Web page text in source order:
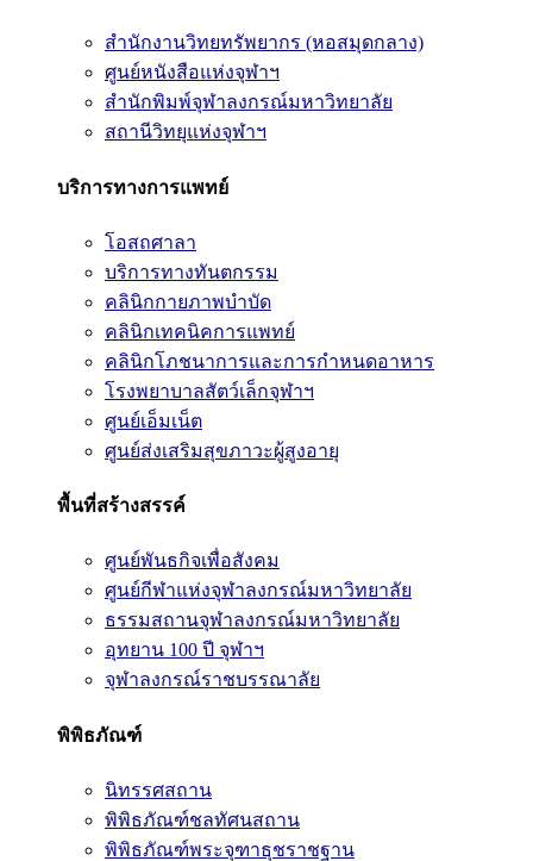
สำนักงานวิทยทรัพยากร (หอสมุดกลาง)
ศูนย์หนังสือแห่งจุฬาฯ
สำนักพิมพ์จุฬาลงกรณ์มหาวิทยาลัย
สถานีวิทยุแห่งจุฬาฯ
บริการทางการแพทย์
โอสถศาลา
บริการทางทันตกรรม
คลินิกกายภาพบำบัด
คลินิกเทคนิคการแพทย์
คลินิกโภชนาการและการกำหนดอาหาร
โรงพยาบาลสัตว์เล็กจุฬาฯ
ศูนย์เอ็มเน็ต
ศูนย์ส่งเสริมสุขภาวะผู้สูงอายุ
พื้นที่สร้างสรรค์
ศูนย์พันธกิจเพื่อสังคม
ศูนย์กีฬาแห่งจุฬาลงกรณ์มหาวิทยาลัย
ธรรมสถานจุฬาลงกรณ์มหาวิทยาลัย
อุทยาน 100 ปี จุฬาฯ
จุฬาลงกรณ์ราชบรรณาลัย
พิพิธภัณฑ์
นิทรรศสถาน
พิพิธภัณฑ์ชลทัศนสถาน
พิพิธภัณฑ์พระจุฑาธุชราชฐาน